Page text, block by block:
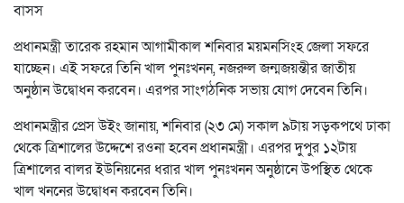
বাসস
প্রধানমন্ত্রী তারেক রহমান আগামীকাল শনিবার ময়মনসিংহ জেলা সফরে
যাচ্ছেন। এই সফরে তিনি খাল পুনঃখনন, নজরুল জন্মজয়ন্তীর জাতীয়
অনুষ্ঠান উদ্বোধন করবেন। এরপর সাংগঠনিক সভায় যোগ দেবেন তিনি।
প্রধানমন্ত্রীর প্রেস উইং জানায়, শনিবার (২৩ মে) সকাল ৯টায় সড়কপথে ঢাকা
থেকে ত্রিশালের উদ্দেশে রওনা হবেন প্রধানমন্ত্রী। এরপর দুপুর ১২টায়
ত্রিশালের বালর ইউনিয়নের ধরার খাল পুনঃখনন অনুষ্ঠানে উপস্থিত থেকে
খাল খননের উদ্বোধন করবেন তিনি।